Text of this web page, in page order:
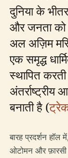
दुनिया के
और जनता को
अल अज़िम
एक समृद्ध
स्थापित
बनाती है (
बारह प्रदर्शन हॉल
ओटोमन और